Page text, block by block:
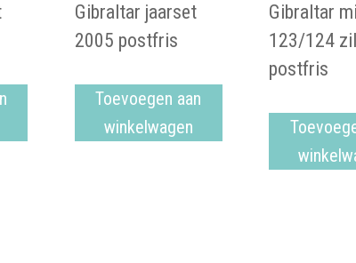
Gibraltar jaarset
2005 postfris
Toevoegen aan
winkelwagen
Gibraltar
123/124
postfris